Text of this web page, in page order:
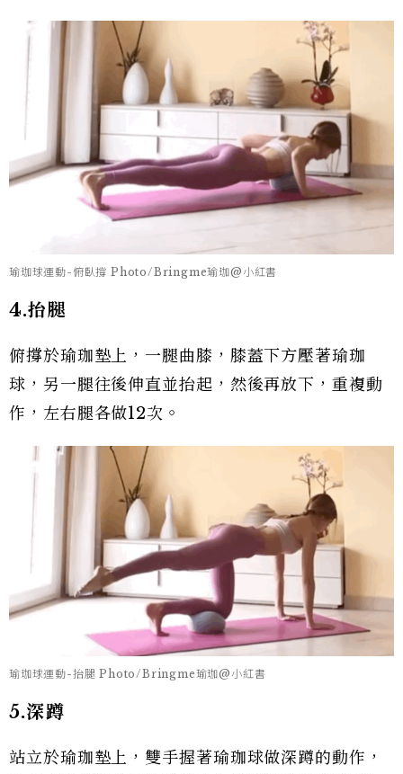
瑜珈球運動-俯臥撐 Photo/Bringme瑜珈@小紅書
4.抬腿
俯撐於瑜珈墊上，一腿曲膝，膝蓋下方壓著瑜珈
球，另一腿往後伸直並抬起，然後再放下，重複動
作，左右腿各做12次。
瑜珈球運動-抬腿 Photo/Bringme瑜珈@小紅書
5.深蹲
站立於瑜珈墊上，雙手握著瑜珈球做深蹲的動作，